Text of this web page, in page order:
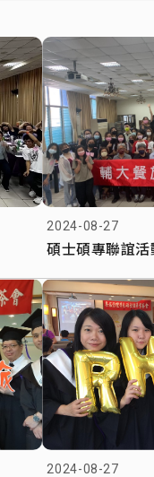
2024-08-27
碩士碩專聯誼活
2024-08-27